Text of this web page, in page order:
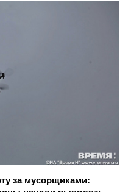
за мусорщиками: